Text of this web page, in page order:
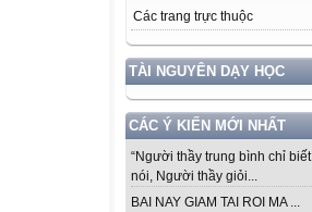
Các trang trực thuộc
TÀI NGUYÊN DẠY HỌC
CÁC Ý KIẾN MỚI NHẤT
“Người thầy trung bình chỉ biết
nói, Người thầy giỏi...
BAI NAY GIAM TAI ROI MA ...